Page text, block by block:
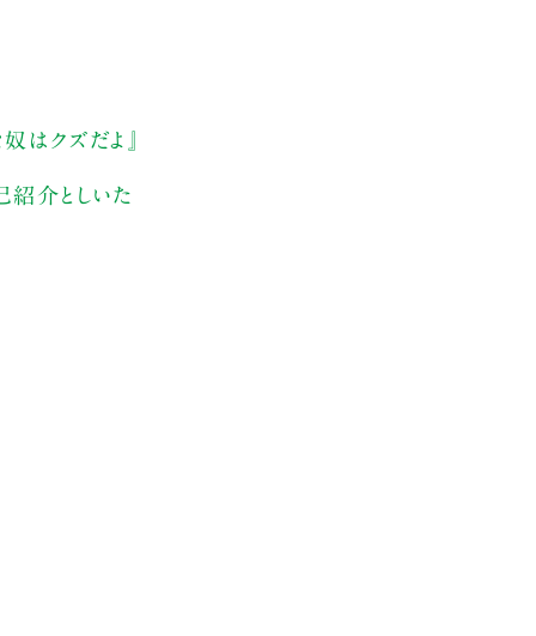
はクズだよ』
紹介としいた